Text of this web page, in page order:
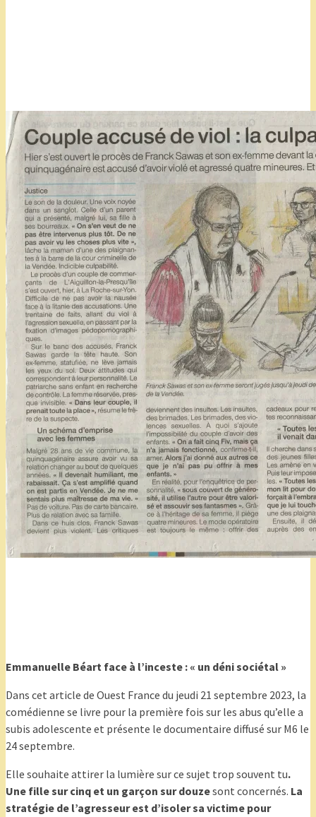
Emmanuelle Béart face à l’inceste : « un déni sociétal »
Dans cet article de Ouest France du jeudi 21 septembre 2023, la
comédienne se livre pour la première fois sur les abus qu’elle a
subis adolescente et présente le documentaire diffusé sur M6 le
24 septembre.
Elle souhaite attirer la lumière sur ce sujet trop souvent tu.
Une fille sur cinq et un garçon sur douzesont concernés. La
stratégie de l’agresseur est d’isoler sa victime pour